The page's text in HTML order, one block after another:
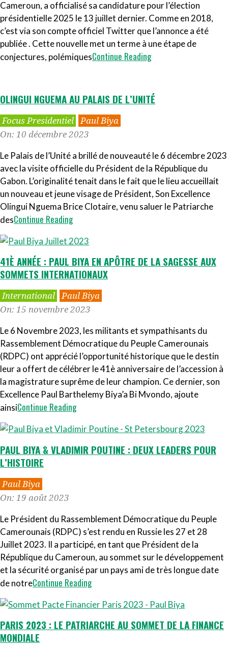
Cameroun, a officialisé sa candidature pour l’élection
présidentielle 2025 le 13 juillet dernier. Comme en 2018,
c’est via son compte officiel Twitter que l’annonce a été
publiée . Cette nouvelle met un terme à une étape de
conjectures, polémiquesContinue Reading
OLINGUI NGUEMA AU PALAIS DE L’UNITÉ
2023-
12-
Focus Presidentiel Paul Biya
On: 10 décembre 2023
Le Palais de l’Unité a brillé de nouveauté le 6 décembre 2023
avec la visite officielle du Président de la République du
Gabon. L’originalité tenait dans le fait que le lieu accueillait
un nouveau et jeune visage de Président, Son Excellence
Olingui Nguema Brice Clotaire, venu saluer le Patriarche
desContinue Reading
41È ANNÉE : PAUL BIYA EN APÔTRE DE LA SAGESSE AUX
SOMMETS INTERNATIONAUX
2023-
11-
International Paul Biya
On: 15 novembre 2023
Le 6 Novembre 2023, les militants et sympathisants du
Rassemblement Démocratique du Peuple Camerounais
(RDPC) ont apprécié l’opportunité historique que le destin
leur a offert de célébrer le 41è anniversaire de l’accession à
la magistrature suprême de leur champion. Ce dernier, son
Excellence Paul Barthelemy Biya’a Bi Mvondo, ajoute
ainsiContinue Reading
PAUL BIYA & VLADIMIR POUTINE : DEUX LEADERS POUR
L’HISTOIRE
2023-
08-
Paul Biya
On: 19 août 2023
Le Président du Rassemblement Démocratique du Peuple
Camerounais (RDPC) s’est rendu en Russie les 27 et 28
Juillet 2023. Il a participé, en tant que Président de la
République du Cameroun, au sommet sur le développement
et la sécurité organisé par un pays ami de très longue date
de notreContinue Reading
PARIS 2023 : LE PATRIARCHE AU SOMMET DE LA FINANCE
MONDIALE